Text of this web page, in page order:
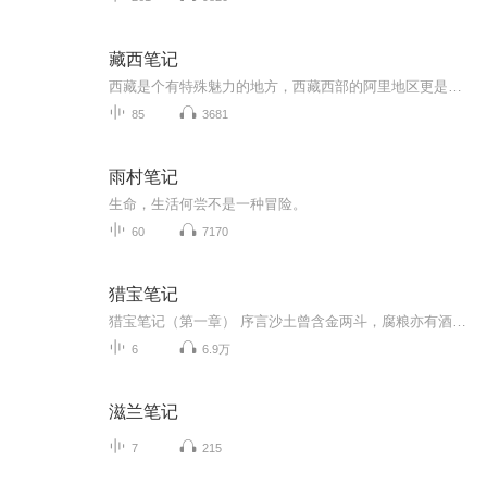
藏西笔记
85 3681
雨村笔记
生命，生活何尝不是一种冒险。
60 7170
猎宝笔记
6 6.9万
滋兰笔记
7 215